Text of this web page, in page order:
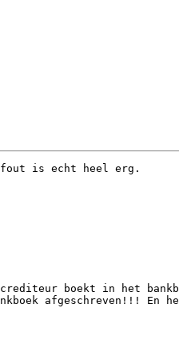
fout is echt heel erg.
boekt in het
afgeschreven!!! En